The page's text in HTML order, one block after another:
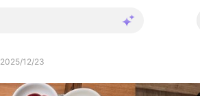
2025/12/23